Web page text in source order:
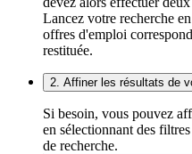
Lancez votre recherche
offres d'emploi
restituée.
2. Affiner les résultats de
Si besoin, vous pouvez
en sélectionnant des
de recherche.